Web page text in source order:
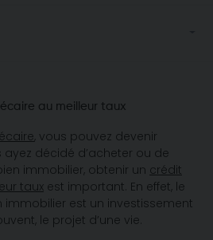
au meilleur taux
, vous pouvez devenir
décidé d’acheter ou de
immobilier, obtenir un crédit
taux est important. En effet, le
immobilier est un investissement
le projet d’une vie.